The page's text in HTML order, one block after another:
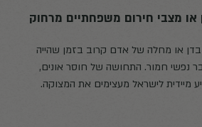
מצבי חירום משפחתיים מרחוק
או מחלה של אדם קרוב בזמן שהייה
נפשי חמור. התחושה של חוסר אונים,
מיידית לישראל מעצימים את המצוקה.